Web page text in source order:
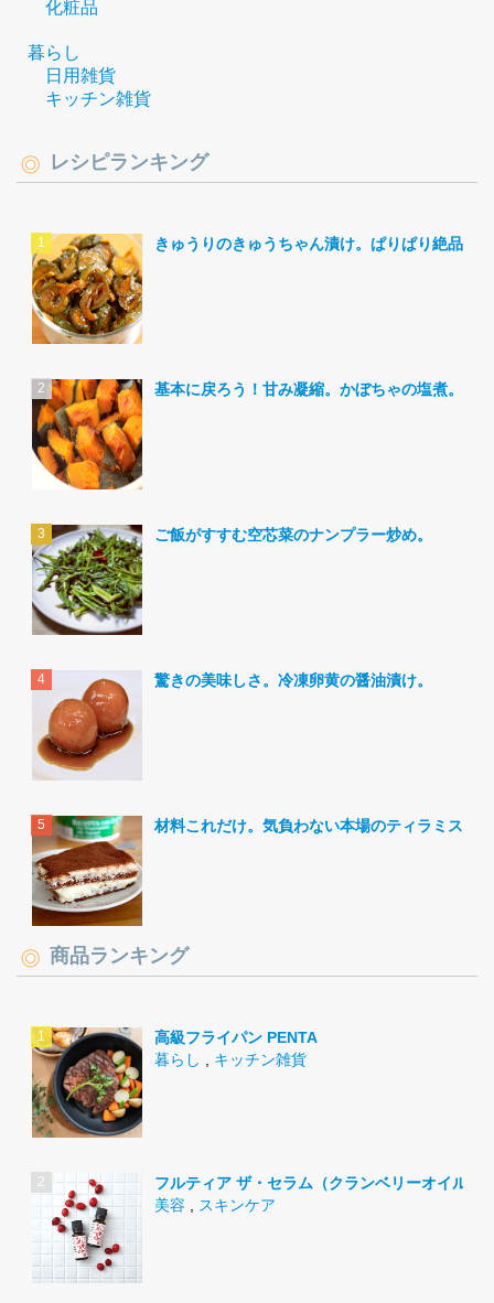
化粧品
暮らし
日用雑貨
キッチン雑貨
レシピランキング
きゅうりのきゅうちゃん漬け。ぱりぱり絶品。
基本に戻ろう！甘み凝縮。かぼちゃの塩煮。
ご飯がすすむ空芯菜のナンプラー炒め。
驚きの美味しさ。冷凍卵黄の醤油漬け。
材料これだけ。気負わない本場のティラミス。
商品ランキング
高級フライパン PENTA
暮らし
キッチン雑貨
フルティア ザ・セラム（クランベリーオイル）
美容
スキンケア